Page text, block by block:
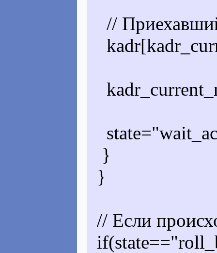
//
}
}
// Если